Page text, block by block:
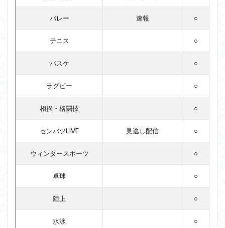
バレー 速報 ○
テニス ○
バスケ ○
ラグビー ○
相撲・格闘技 ○
センバツLIVE 見逃し配信 ○
ウィンタースポーツ ○
卓球 ○
陸上 ○
水泳 ○